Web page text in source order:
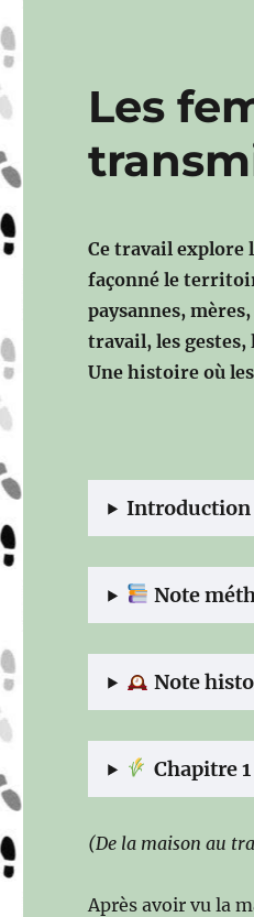
Les
Ce travail explore
façonné le
paysannes,
travail, les
Une histoire où
Introduction
Note
Note
Chapitre
(De la maison au
Après avoir vu la